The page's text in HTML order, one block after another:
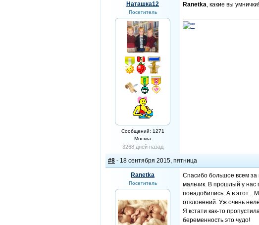
Наташка12
Посетитель
Сообщений: 1271
Москва
3268 дней назад
Ranetka, какие вы
#8 - 18 сентября 2015, пятница
Ranetka
Посетитель
Спасибо большое всем за
мальчик. В прошлый у нас
понадобились. А в этот...
отклонений. Уж очень
Я кстати как-то
беременность это чудо!